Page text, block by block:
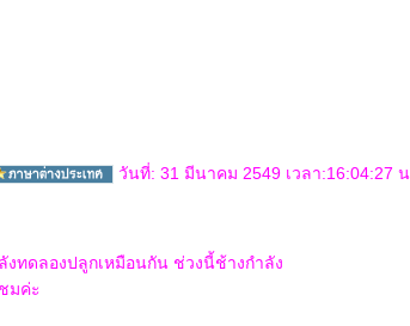
วันที่: 31 มีนาคม 2549 เวลา:16:04:27 น.
ทดลองปลูกเหมือนกัน ช่วงนี้ช้างกำลัง
มค่ะ